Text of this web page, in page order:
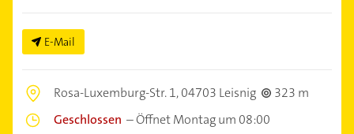
E-Mail
Rosa-Luxemburg-Str. 1,04703 Leisnig
323 m
Geschlossen –Öffnet Montag um 08:00